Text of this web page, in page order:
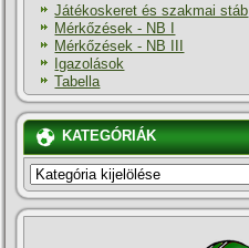
Játékoskeret és szakmai stáb
Mérkőzések - NB I
Mérkőzések - NB III
Igazolások
Tabella
KATEGÓRIÁK
KATEGÓRIÁK